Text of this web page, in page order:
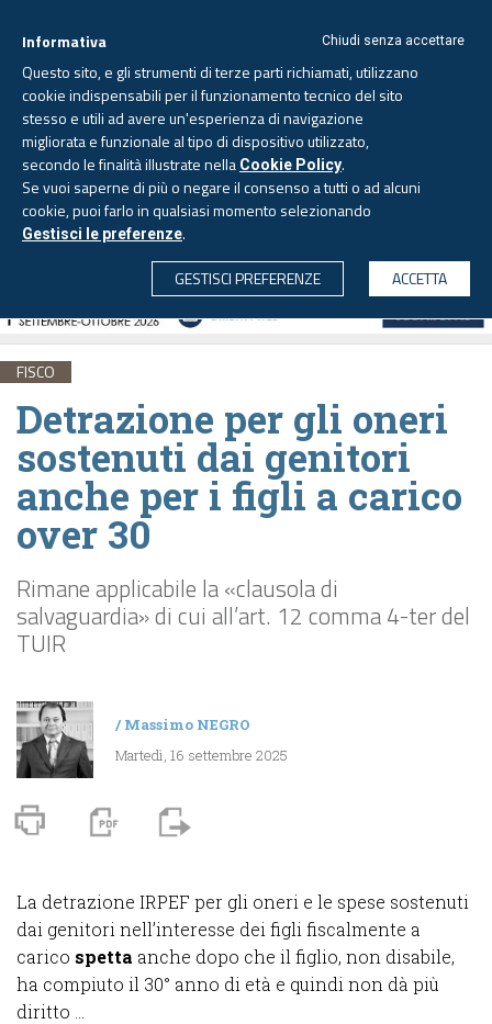
CERCA
Venerdì, 7 agosto 2026 - Aggiornato alle 6.00
FISCO
Detrazione per gli oneri
sostenuti dai genitori
anche per i figli a carico
over 30
Rimane applicabile la «clausola di
salvaguardia» di cui all’art. 12 comma 4-ter del
TUIR
/Massimo NEGRO
Martedì, 16 settembre 2025
La detrazione IRPEF per gli oneri e le spese sostenuti
dai genitori nell’interesse dei figli fiscalmente a
carico spetta anche dopo che il figlio, non disabile,
ha compiuto il 30° anno di età e quindi non dà più
diritto ...
Chiudi senza accettare
Informativa
Questo sito, e gli strumenti di terze parti richiamati, utilizzano
cookie indispensabili per il funzionamento tecnico del sito
stesso e utili ad avere un'esperienza di navigazione
migliorata e funzionale al tipo di dispositivo utilizzato,
secondo le finalità illustrate nella Cookie Policy.
Se vuoi saperne di più o negare il consenso a tutti o ad alcuni
cookie, puoi farlo in qualsiasi momento selezionando
Gestisci le preferenze.
GESTISCI PREFERENZE
ACCETTA